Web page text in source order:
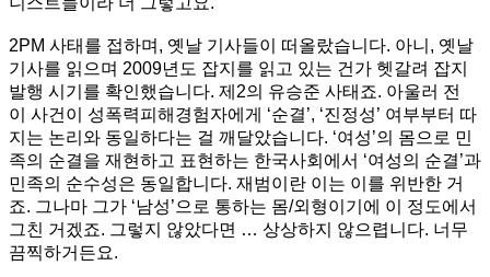
2PM 사태를 접하며, 옛날 기사들이 떠올랐습니다. 아니, 옛날
기사를 읽으며 2009년도 잡지를 읽고 있는 건가 헷갈려 잡지
발행 시기를 확인했습니다. 제2의 유승준 사태죠. 아울러 전
이 사건이 성폭력피해경험자에게 ‘순결’, ‘진정성’ 여부부터 따
지는 논리와 동일하다는 걸 깨달았습니다. ‘여성’의 몸으로 민
족의 순결을 재현하고 표현하는 한국사회에서 ‘여성의 순결’과
민족의 순수성은 동일합니다. 재범이란 이는 이를 위반한 거
죠. 그나마 그가 ‘남성’으로 통하는 몸/외형이기에 이 정도에서
그친 거겠죠. 그렇지 않았다면 … 상상하지 않으렵니다. 너무
끔찍하거든요.